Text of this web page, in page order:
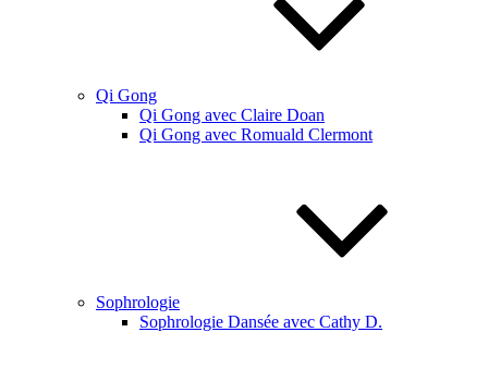
Qi Gong
Qi Gong avec Claire Doan
Qi Gong avec Romuald Clermont
Sophrologie
Sophrologie Dansée avec Cathy D.